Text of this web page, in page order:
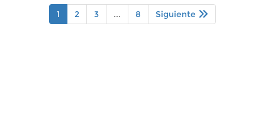
1 2 3 ... 8 Siguiente